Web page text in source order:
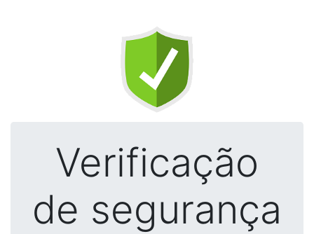
Verificação
de segurança